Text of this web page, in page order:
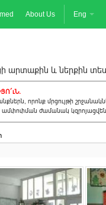
About Us Eng
արտաքին և ներքին
որոնք մրցույթի
ամփոփման ժամանակ